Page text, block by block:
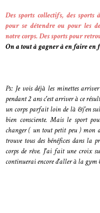
Des sports collectifs, des
pour se détendre ou pour les
notre corps. Des sports pour
On a tout à gagner à en faire en
Ps: Je vois déjà les minettes
pendant 2 ans c'est arriver à ce
un corps parfait loin de là &j'en
bien consciente. Mais le sport
changer ( un tout petit peu ) mon
trouve tous des bénéfices dans la
corps de rêve. J'ai fait une croix
continuerai encore d'aller à la gym